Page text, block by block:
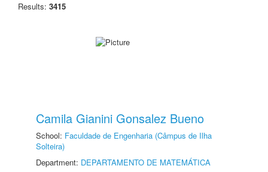
Results: 3415
Camila Gianini Gonsalez Bueno
School: Faculdade de Engenharia (Câmpus de Ilha
Solteira)
Department: DEPARTAMENTO DE MATEMÁTICA